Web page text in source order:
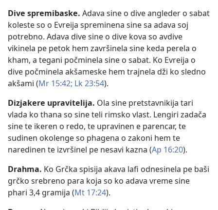
Dive spremibaske. Adava sine o dive angleder o sabat
koleste so o Evreija spreminena sine sa adava soj
potrebno. Adava dive sine o dive kova so avdive
vikinela pe petok hem završinela sine keda perela o
kham, a tegani počminela sine o sabat. Ko Evreija o
dive počminela akšameske hem trajnela dži ko sledno
akšami (Mr 15:42; Lk 23:54).
Dizjakere upravitelija. Ola sine pretstavnikija tari
vlada ko thana so sine teli rimsko vlast. Lengiri zadača
sine te ikeren o redo, te upravinen e parencar, te
sudinen okolenge so phagena o zakoni hem te
naredinen te izvršinel pe nesavi kazna (Ap 16:20).
Drahma. Ko Grčka spisija akava lafi odnesinela pe baši
grčko srebreno para koja so ko adava vreme sine
phari 3,4 gramija (Mt 17:24).